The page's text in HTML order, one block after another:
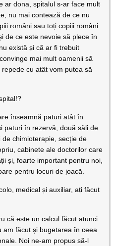
ar dona, spitalul s-ar face mult
nu mai contează de ce nu
români sau toți copiii români
de ce este nevoie să plece în
există și că ar fi trebuit
mai mult oamenii să
cu atât vom putea să
înseamnă paturi atât în
paturi în rezervă, două săli de
chimioterapie, secție de
cabinete ale doctorilor care
și, foarte important pentru noi,
pentru locuri de joacă.
medical și auxiliar, ați făcut
că este un calcul făcut atunci
făcut și bugetarea în ceea
Noi ne-am propus să-l